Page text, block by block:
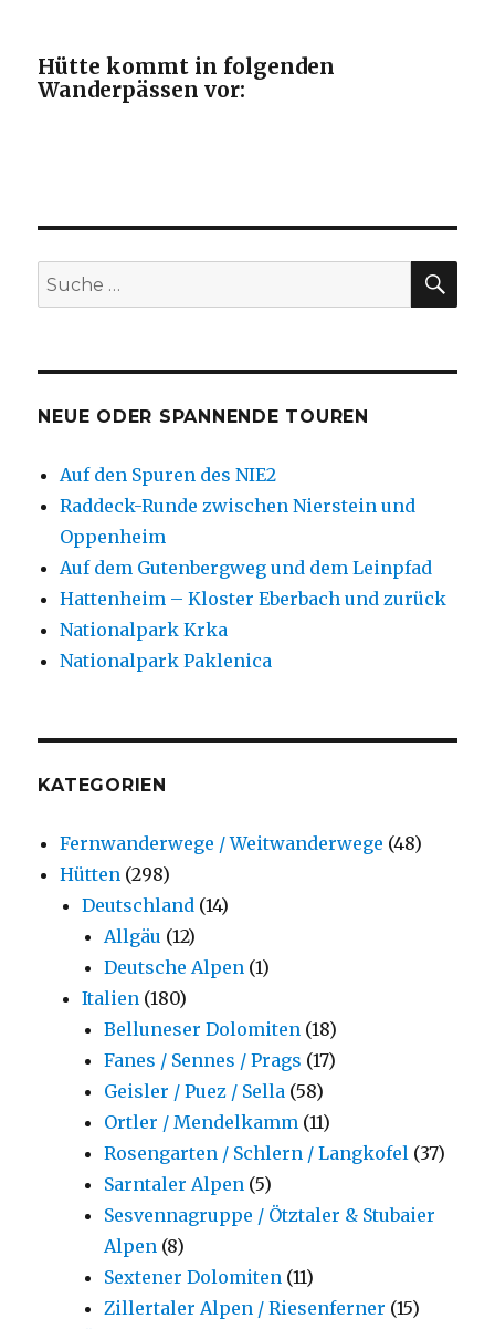
Hütte kommt in folgenden
Wanderpässen vor:
Suche
nach:
NEUE ODER SPANNENDE TOUREN
Auf den Spuren des NIE2
Raddeck-Runde zwischen Nierstein und
Oppenheim
Auf dem Gutenbergweg und dem Leinpfad
Hattenheim – Kloster Eberbach und zurück
Nationalpark Krka
Nationalpark Paklenica
KATEGORIEN
Fernwanderwege / Weitwanderwege (48)
Hütten (298)
Deutschland (14)
Allgäu (12)
Deutsche Alpen (1)
Italien (180)
Belluneser Dolomiten (18)
Fanes / Sennes / Prags (17)
Geisler / Puez / Sella (58)
Ortler / Mendelkamm (11)
Rosengarten / Schlern / Langkofel (37)
Sarntaler Alpen (5)
Sesvennagruppe / Ötztaler & Stubaier
Alpen (8)
Sextener Dolomiten (11)
Zillertaler Alpen / Riesenferner (15)